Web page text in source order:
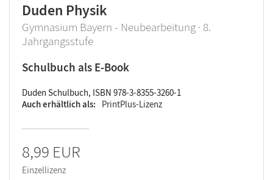
Duden Physik
Gymnasium Bayern - Neubearbeitung · 8.
Jahrgangsstufe
Schulbuch als E-Book
Duden Schulbuch, ISBN 978-3-8355-3260-1
Auch erhältlich als
PrintPlus-Lizenz
8,99 EUR
Einzellizenz